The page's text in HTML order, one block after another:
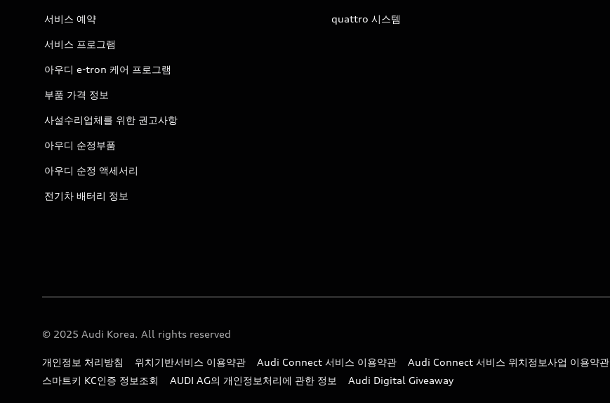
서비스 예약
서비스 프로그램
아우디 e-tron 케어 프로그램
부품 가격 정보
사설수리업체를 위한 권고사항
아우디 순정부품
아우디 순정 액세서리
전기차 배터리 정보
quattro 시스템
© 2025 Audi Korea. All rights reserved
개인정보 처리방침 위치기반서비스 이용약관 Audi Connect 서비스 이용약관 Audi Connect 서비스 위치정보사업 이용약관
스마트키 KC인증 정보조회
AUDI AG의 개인정보처리에 관한 정보 Audi Digital Giveaway